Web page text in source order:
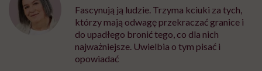
Fascynują ją ludzie. Trzyma kciuki za tych,
którzy mają odwagę przekraczać granice i
do upadłego bronić tego, co dla nich
najważniejsze. Uwielbia o tym pisać i
opowiadać